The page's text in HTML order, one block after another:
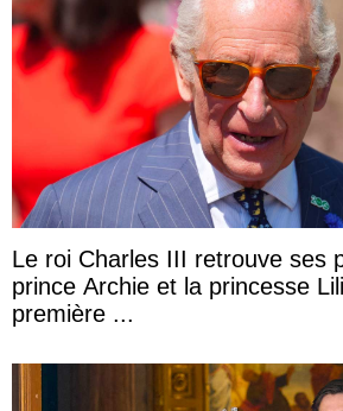
Le roi Charles III retrouve ses
prince Archie et la princesse
première ...